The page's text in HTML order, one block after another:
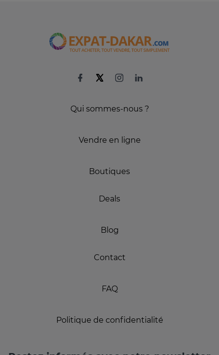
Qui sommes-nous ?
Vendre en ligne
Boutiques
Deals
Blog
Contact
FAQ
Politique de confidentialité